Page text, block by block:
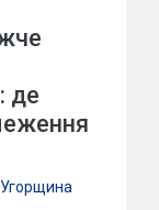
де
Угорщина